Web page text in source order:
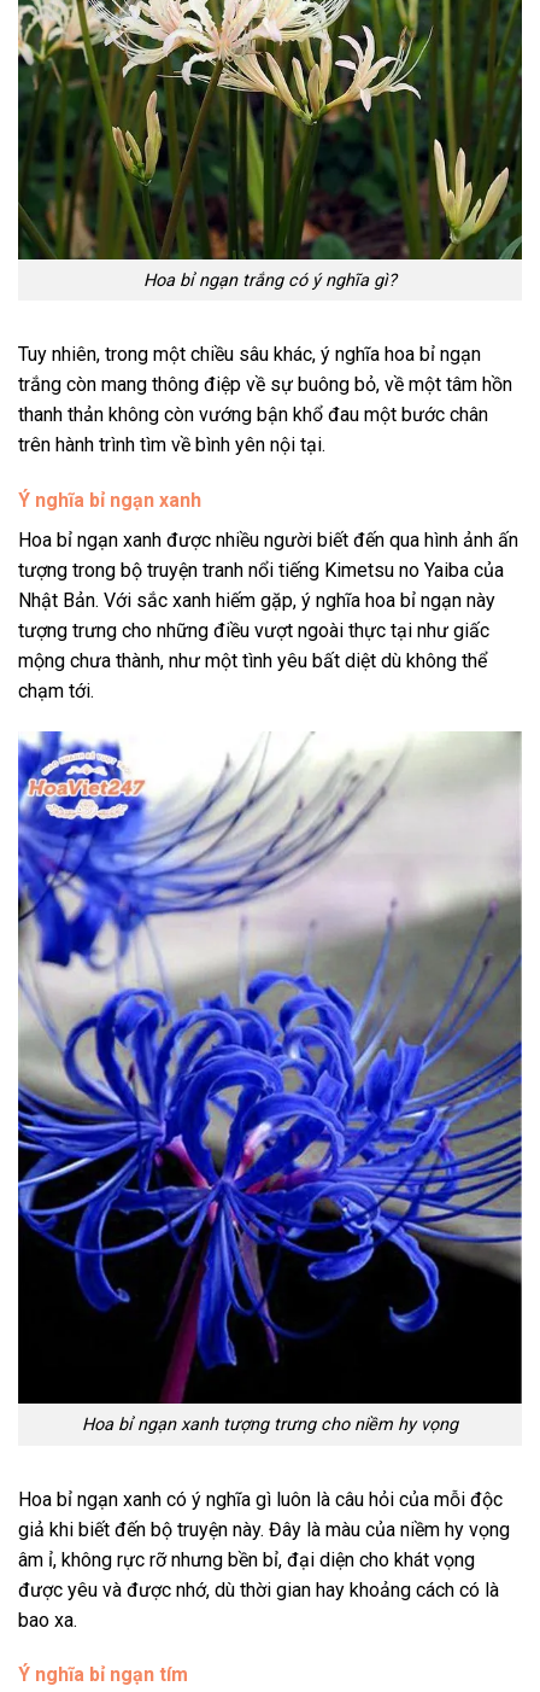
Hoa bỉ ngạn trắng có ý nghĩa gì?
Tuy nhiên, trong một chiều sâu khác, ý nghĩa hoa bỉ ngạn
trắng còn mang thông điệp về sự buông bỏ, về một tâm hồn
thanh thản không còn vướng bận khổ đau một bước chân
trên hành trình tìm về bình yên nội tại.
Ý nghĩa bỉ ngạn xanh
Hoa bỉ ngạn xanh được nhiều người biết đến qua hình ảnh ấn
tượng trong bộ truyện tranh nổi tiếng Kimetsu no Yaiba của
Nhật Bản. Với sắc xanh hiếm gặp, ý nghĩa hoa bỉ ngạn này
tượng trưng cho những điều vượt ngoài thực tại như giấc
mộng chưa thành, như một tình yêu bất diệt dù không thể
chạm tới.
Hoa bỉ ngạn xanh tượng trưng cho niềm hy vọng
Hoa bỉ ngạn xanh có ý nghĩa gì luôn là câu hỏi của mỗi độc
giả khi biết đến bộ truyện này. Đây là màu của niềm hy vọng
âm ỉ, không rực rỡ nhưng bền bỉ, đại diện cho khát vọng
được yêu và được nhớ, dù thời gian hay khoảng cách có là
bao xa.
Ý nghĩa bỉ ngạn tím